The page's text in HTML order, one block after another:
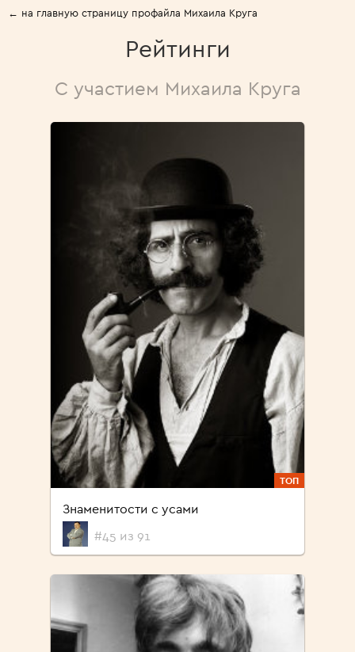
← на главную страницу профайла Михаила Круга
Рейтинги
С участием Михаила Круга
ТОП
Знаменитости с усами
#45 из 91